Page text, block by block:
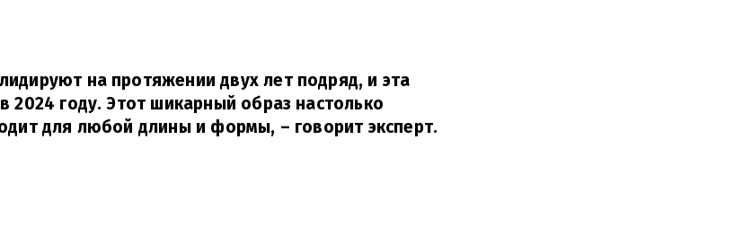
на протяжении двух лет подряд, и эта
2024 году. Этот шикарный образ настолько
для любой длины и формы, – говорит эксперт.